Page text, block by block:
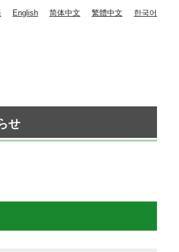
English 简体中文 繁體中文 한국어
せ